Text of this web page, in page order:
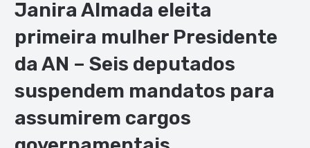
Janira Almada eleita
primeira mulher Presidente
da AN – Seis deputados
suspendem mandatos para
assumirem cargos